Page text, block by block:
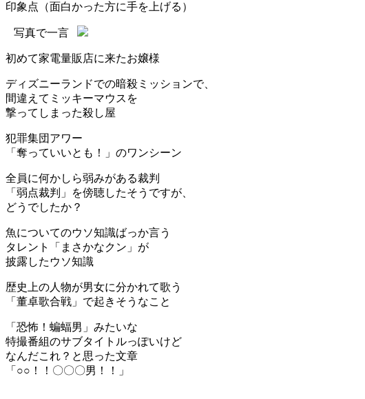
印象点（面白かった方に手を上げる）
写真で一言
初めて家電量販店に来たお嬢様
ディズニーランドでの暗殺ミッションで、
間違えてミッキーマウスを
撃ってしまった殺し屋
犯罪集団アワー
「奪っていいとも！」のワンシーン
全員に何かしら弱みがある裁判
「弱点裁判」を傍聴したそうですが、
どうでしたか？
魚についてのウソ知識ばっか言う
タレント「まさかなクン」が
披露したウソ知識
歴史上の人物が男女に分かれて歌う
「董卓歌合戦」で起きそうなこと
「恐怖！蝙蝠男」みたいな
特撮番組のサブタイトルっぽいけど
なんだこれ？と思った文章
「○○！！〇〇〇男！！」